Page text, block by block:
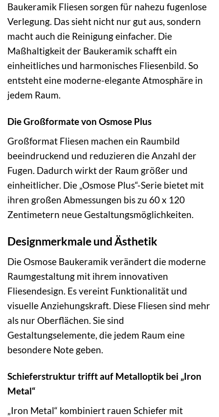
Baukeramik Fliesen sorgen für nahezu fugenlose
Verlegung. Das sieht nicht nur gut aus, sondern
macht auch die Reinigung einfacher. Die
Maßhaltigkeit der Baukeramik schafft ein
einheitliches und harmonisches Fliesenbild. So
entsteht eine moderne-elegante Atmosphäre in
jedem Raum.
Die Großformate von Osmose Plus
Großformat Fliesen machen ein Raumbild
beeindruckend und reduzieren die Anzahl der
Fugen. Dadurch wirkt der Raum größer und
einheitlicher. Die „Osmose Plus“-Serie bietet mit
ihren großen Abmessungen bis zu 60 x 120
Zentimetern neue Gestaltungsmöglichkeiten.
Designmerkmale und Ästhetik
Die Osmose Baukeramik verändert die moderne
Raumgestaltung mit ihrem innovativen
Fliesendesign. Es vereint Funktionalität und
visuelle Anziehungskraft. Diese Fliesen sind mehr
als nur Oberflächen. Sie sind
Gestaltungselemente, die jedem Raum eine
besondere Note geben.
Schieferstruktur trifft auf Metalloptik bei „Iron
Metal“
„Iron Metal“ kombiniert rauen Schiefer mit